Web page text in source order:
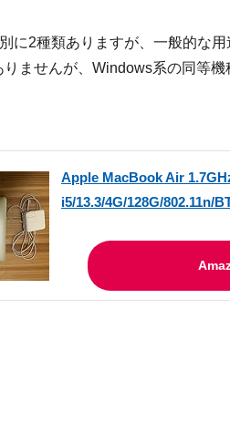
に2種類ありますが、一般的な
ませんが、Windows系の同等
Apple MacBook Air
i5/13.3/4G/128G/802.11n/